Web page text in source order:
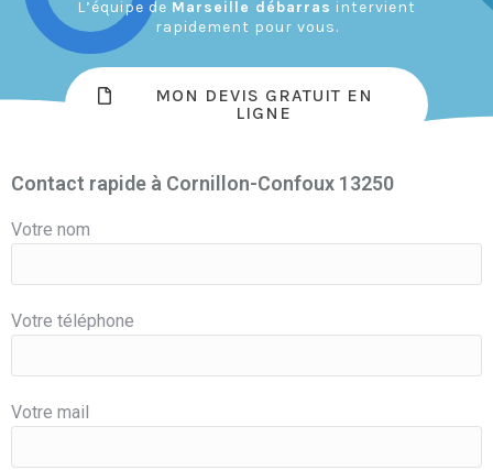
L’équipe de Marseille débarras intervient
rapidement pour vous.
MON DEVIS GRATUIT EN
LIGNE
Contact rapide à Cornillon-Confoux 13250
Votre nom
Votre téléphone
Votre mail